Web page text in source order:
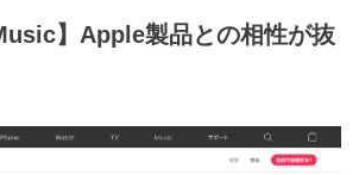
】Apple製品との相性が抜